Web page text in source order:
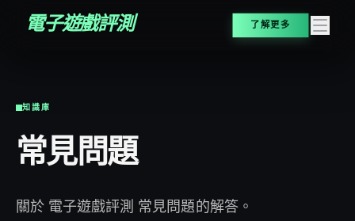
電子遊戲評測 了解更多
知識庫
常見問題
關於 電子遊戲評測 常見問題的解答。